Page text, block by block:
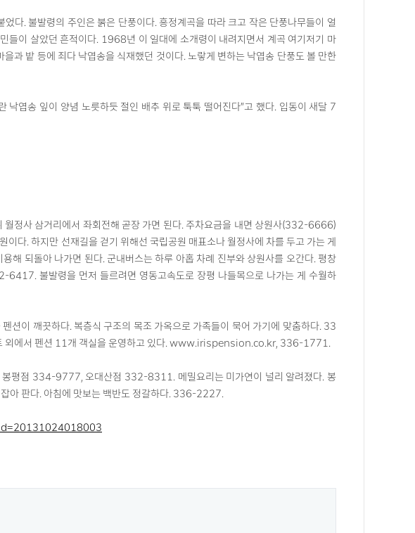
다. 불발령의 주인은 붉은 단풍이다. 흥정계곡을 따라 크고 작은 단풍나무들이 얼
들이 살았던 흔적이다. 1968년 이 일대에 소개령이 내려지면서 계곡 여기저기 마
과 밭 등에 죄다 낙엽송을 식재했던 것이다. 노랗게 변하는 낙엽송 단풍도 볼 만한
낙엽송 잎이 양념 노릇하듯 절인 배추 위로 툭툭 떨어진다”고 했다. 입동이 새달 7
월정사 삼거리에서 좌회전해 곧장 가면 된다. 주차요금을 내면 상원사(332-6666)
다. 하지만 선재길을 걷기 위해선 국립공원 매표소나 월정사에 차를 두고 가는 게
해 되돌아 나가면 된다. 군내버스는 하루 아홉 차례 진부와 상원사를 오간다. 평창
불발령을 먼저 들르려면 영동고속도로 장평 나들목으로 나가는 게 수월하
션이 깨끗하다. 복층식 구조의 목조 가옥으로 가족들이 묵어 가기에 맞춤하다. 33
외에서 펜션 11개 객실을 운영하고 있다. www.irispension.co.kr, 336-1771.
봉평점 334-9777, 오대산점 332-8311. 메밀요리는 미가연이 널리 알려졌다. 봉
아 판다. 아침에 맛보는 백반도 정갈하다. 336-2227.